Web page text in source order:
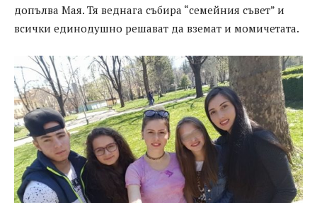
допълва Мая. Тя веднага събира “семейния съвет” и
всички единодушно решават да вземат и момичетата.